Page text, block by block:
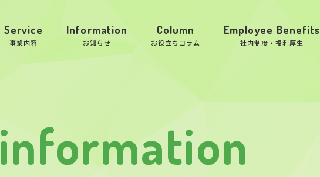
Service
事業内容
Information
お知らせ
Column
お役立ちコラム
Employee Benefits
社内制度・福利厚生
information